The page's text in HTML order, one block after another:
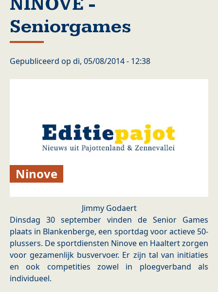
Seniorgames
Gepubliceerd op di, 05/08/2014 - 12:38
Ninove
Jimmy Godaert
Dinsdag 30 september vinden de Senior Games
plaats in Blankenberge, een sportdag voor actieve 50-
plussers. De sportdiensten Ninove en Haaltert zorgen
voor gezamenlijk busvervoer. Er zijn tal van initiaties
en ook competities zowel in ploegverband als
individueel.